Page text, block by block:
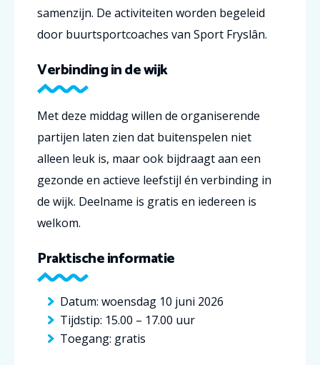
samenzijn. De activiteiten worden begeleid
door buurtsportcoaches van Sport Fryslân.
Verbinding in de wijk
Met deze middag willen de organiserende
partijen laten zien dat buitenspelen niet
alleen leuk is, maar ook bijdraagt aan een
gezonde en actieve leefstijl én verbinding in
de wijk. Deelname is gratis en iedereen is
welkom.
Praktische informatie
Datum: woensdag 10 juni 2026
Tijdstip: 15.00 – 17.00 uur
Toegang: gratis